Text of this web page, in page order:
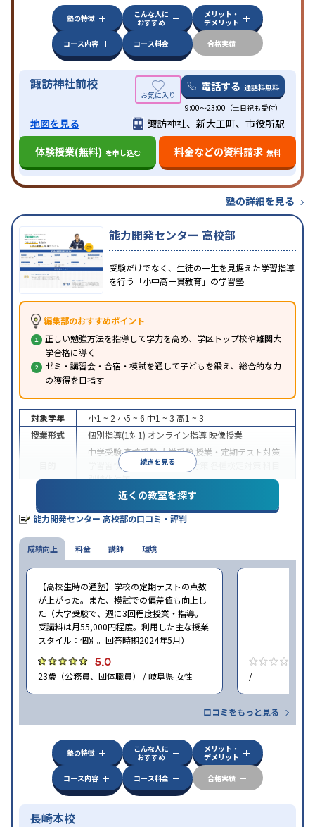
みの受講可自習室あり
塾の特徴
こんな人に
おすすめ
メリット・
デメリット
コース内容
コース料金 合格実績
諏訪神社前校 電話する 通話料無料
9:00～23:00（土日祝も受付）
地図を見る
諏訪神社、新大工町、市役所駅
体験授業(無料) を申し込む 料金などの資料請求 無料
塾の詳細を見る
能力開発センター 高校部
受験だけでなく、生徒の一生を見据えた学習指導
を行う「小中高一貫教育」の学習塾
編集部のおすすめポイント
正しい勉強方法を指導して学力を高め、学区トップ校や難関大
学合格に導く
ゼミ・講習会・合宿・模試を通して子どもを鍛え、総合的な力
の獲得を目指す
続きを見る
対象学年 小1 ~ 2 小5 ~ 6 中1 ~ 3 高1 ~ 3
授業形式
個別指導(1対1) オンライン指導映像授業
中学受験高校受験大学受験 授業・定期テスト対策
学習習慣の定着学校別特化対策
別特化対策
授業の振替可能学習にPC・タブレットを利用
ライン対応1科目から受講可能
※2024年6月調査。大学受験塾・予備校のアンケート調査方法を参照
近くの教室を探す
能力開発センター 高校部の口コミ・評判
成績向上
【高校生時の通塾】学校の定期テストの点数
が上がった。また、模試での偏差値も向上し
た（大学受験で、週に3回程度授業・指導。
受講料は月55,000円程度。利用した主な授業
スタイル：個別。回答時期2024年5月）
5.0
23歳（公務員、団体職員） / 岐阜県 女性 /
口コミをもっと見る
料金 講師 環境
塾の特徴
こんな人に
おすすめ
メリット・
デメリット
コース内容
コース料金 合格実績
長崎本校